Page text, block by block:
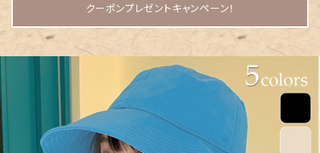
クーポンプレゼントキャンペーン！